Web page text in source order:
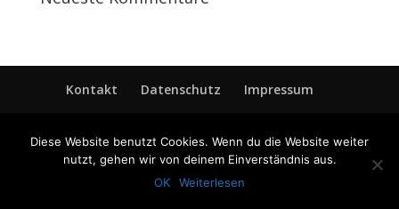
Kontakt Datenschutz Impressum
Diese Website benutzt Cookies. Wenn du die Website weiter
nutzt, gehen wir von deinem Einverständnis aus.
OK
Weiterlesen